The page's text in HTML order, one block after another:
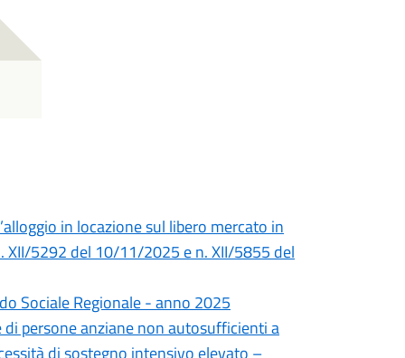
in locazione sul libero mercato in
XII/5292 del 10/11/2025 e n. XII/5855 del
Sociale Regionale - anno 2025
persone anziane non autosufficienti a
di sostegno intensivo elevato –